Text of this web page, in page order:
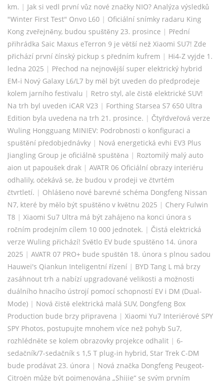
km. | Jak si vedl první vůz nové značky NIO? Analýza výsledků
"Winter First Test" Onvo L60 | Oficiální snímky radaru King
Kong zveřejněny, budou spuštěny 23. prosince | Přední
přihrádka Saic Maxus eTerron 9 je větší než Xiaomi SU7! Zde
přichází první čínský pickup s předním kufrem | Hi4-Z vyjde 1.
ledna 2025 | Přechod na nejnovější super elektrický hybrid
EM-i Nový Galaxy L6/L7 by měl být uveden do předprodeje
kolem jarního festivalu | Retro styl, ale čistě elektrické SUV!
Na trh byl uveden iCAR V23 | Forthing Starsea S7 650 Ultra
Edition byla uvedena na trh 21. prosince. | Čtyřdveřová verze
Wuling Hongguang MINIEV: Podrobnosti o konfiguraci a
spuštění předobjednávky | Nová energetická evhi EV3 Plus
Jiangling Group je oficiálně spuštěna | Roztomilý malý auto
aion ut papoušek drak | AVATR 06 Oficiální obrazy interiéru
odhalily, očekává se, že budou v prodeji ve čtvrtém
čtvrtletí. | Ohlášeno nové barevné schéma Dongfeng Nissan
N7, které by mělo být spuštěno v květnu 2025 | Chery Fulwin
T8 | Xiaomi Su7 Ultra má být zahájeno na konci února s
ročním prodejním cílem 10 000 jednotek. | Čistá elektrická
verze Wuling přichází! Světlo EV bude spuštěno 14. února
2025 | AVATR 07 PRO+ bude spuštěn 18. února s plnou sadou
Hauwei's Qiankun Inteligentní řízení | BYD Tang L má brzy
zasáhnout trh a nabízí upgradované velikosti a možnosti
duálního hnacího ústrojí pomocí schopností EV i DM (Dual-
Mode) | Nová čistě elektrická malá SUV, Dongfeng Box
Production bude brzy připravena | Xiaomi Yu7 Interiérové ​​SPY
SPY Photos, postupujte mnohem více než pohyb Su7,
rozhlédněte se kolem obrazovky projekce odhalit | 6-
sedačník/7-sedačník s 1,5 T plug-in hybrid, Star Trek C-DM
bude prodávat 23. února | Nová značka Dongfeng Peugeot-
Citroën může být pojmenována „Shijie“ se svým prvním